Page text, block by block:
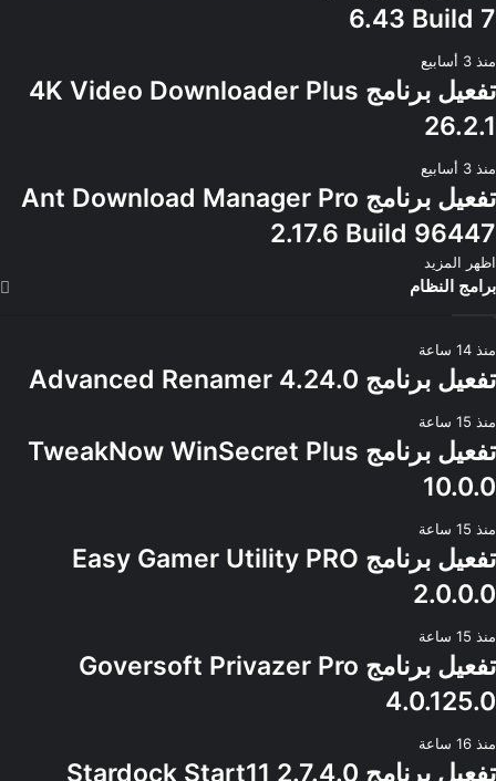
6.43 Build 7
منذ 3 أسابيع
تفعيل برنامج 4K Video Downloader Plus
26.2.1
منذ 3 أسابيع
تفعيل برنامج Ant Download Manager Pro
2.17.6 Build 96447
اظهر المزيد
برامج النظام
منذ 14 ساعة
تفعيل برنامج Advanced Renamer 4.24.0
منذ 15 ساعة
تفعيل برنامج TweakNow WinSecret Plus
10.0.0
منذ 15 ساعة
تفعيل برنامج Easy Gamer Utility PRO
2.0.0.0
منذ 15 ساعة
تفعيل برنامج Goversoft Privazer Pro
4.0.125.0
منذ 16 ساعة
تفعيل برنامج Stardock Start11 2.7.4.0